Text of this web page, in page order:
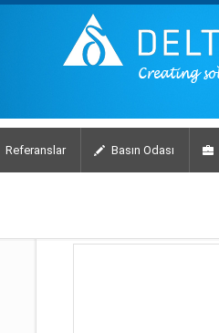
Referanslar Basın Odası